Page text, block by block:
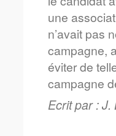
une
n’avait pas
campagne,
éviter de
campagne
Ecrit par : J.